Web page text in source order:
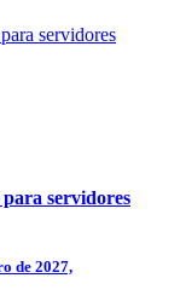
para servidores
de 2027,